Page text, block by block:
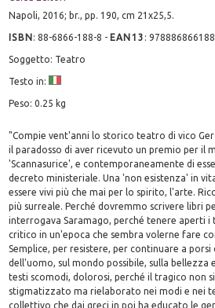
Napoli, 2016; br., pp. 190, cm 21x25,5.
ISBN:88-6866-188-8 - EAN13 :
Soggetto: Teatro
Testo in:
Peso: 0.25 kg
"Compie vent'anni lo storico teatro di vico
il paradosso di aver ricevuto un premio per il
'Scannasurice', e contemporaneamente di
decreto ministeriale. Una 'non esistenza' in
essere vivi più che mai per lo spirito, l'arte.
più surreale. Perché dovremmo scrivere libri
interrogava Saramago, perché tenere aperti i
critico in un'epoca che sembra volerne fare
Semplice, per resistere, per continuare a porsi
dell'uomo, sul mondo possibile, sulla bellezza
testi scomodi, dolorosi, perché il tragico non
stigmatizzato ma rielaborato nei modi e nei
collettivo che dai greci in poi ha educato le